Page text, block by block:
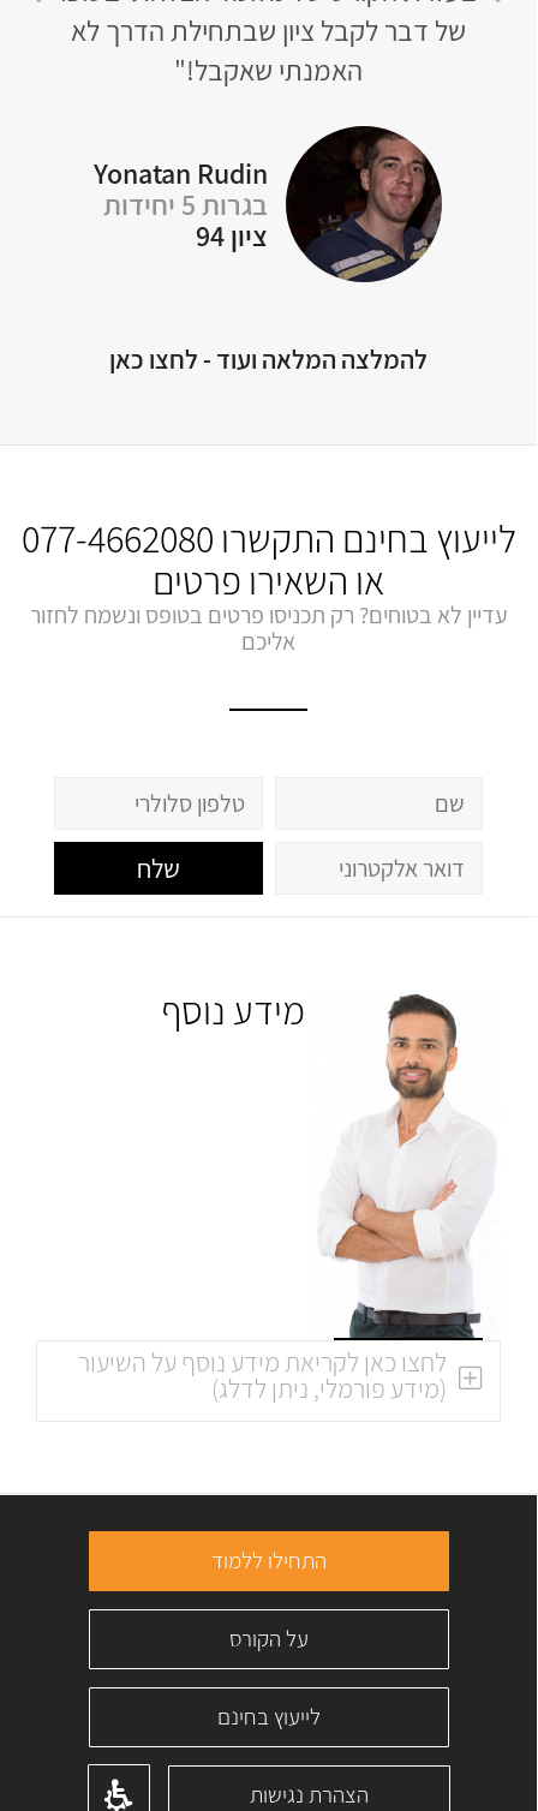
של דבר לקבל ציון שבתחילת הדרך לא
האמנתי שאקבל!"
Yonatan Rudin
בגרות 5 יחידות
ציון 94
להמלצה המלאה ועוד - לחצו כאן
לייעוץ בחינם התקשרו 077-4662080
או השאירו פרטים
עדיין לא בטוחים? רק תכניסו פרטים בטופס ונשמח לחזור
אליכם
שלח
מידע נוסף
לחצו כאן לקריאת מידע נוסף על השיעור
(מידע פורמלי, ניתן לדלג)
התחילו ללמוד
על הקורס
לייעוץ בחינם
הצהרת נגישות